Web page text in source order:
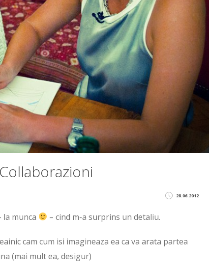
28.06.2012
munca – cind m-a surprins un detaliu.
cam cum isi imagineaza ea ca va arata partea
(mai mult ea, desigur)